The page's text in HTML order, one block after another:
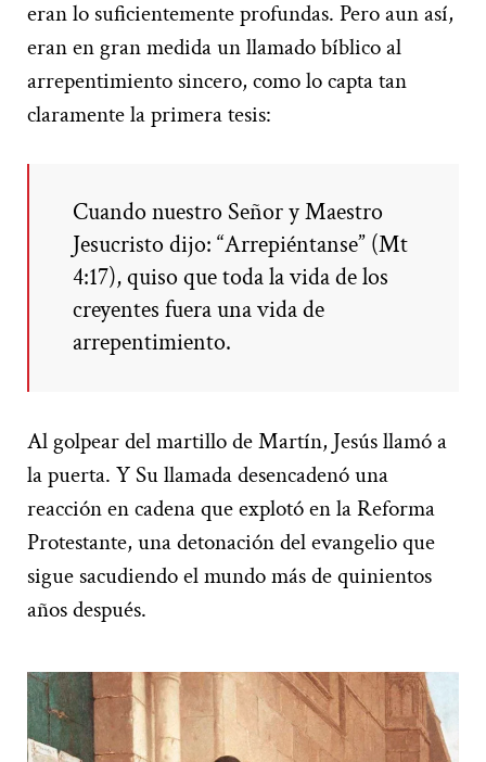
eran lo suficientemente profundas. Pero aun así,
eran en gran medida un llamado bíblico al
arrepentimiento sincero, como lo capta tan
claramente la primera tesis:
Cuando nuestro Señor y Maestro
Jesucristo dijo: “Arrepiéntanse” (Mt
4:17), quiso que toda la vida de los
creyentes fuera una vida de
arrepentimiento.
Al golpear del martillo de Martín, Jesús llamó a
la puerta. Y Su llamada desencadenó una
reacción en cadena que explotó en la Reforma
Protestante, una detonación del evangelio que
sigue sacudiendo el mundo más de quinientos
años después.